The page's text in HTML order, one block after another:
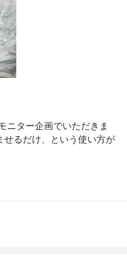
ニター企画でいただきま
るだけ、という使い方が